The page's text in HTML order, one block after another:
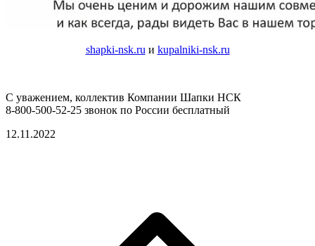
shapki-nsk.ru и kupalniki-nsk.ru
С уважением, коллектив Компании Шапки НСК
8-800-500-52-25 звонок по России бесплатный
12.11.2022